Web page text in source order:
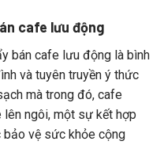
cafe lưu động
bán cafe lưu động là bình
và tuyên truyền ý thức
mà trong đó, cafe
ngôi, một sự kết hợp
vệ sức khỏe cộng